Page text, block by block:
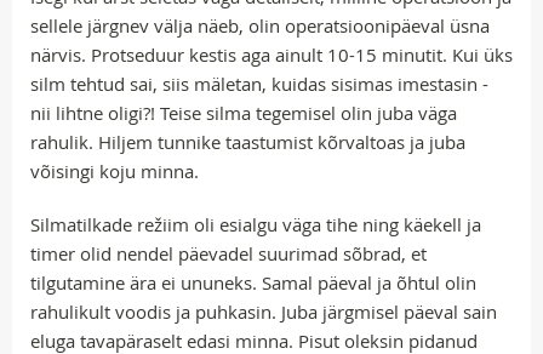
sellele järgnev välja näeb, olin operatsioonipäeval üsna
närvis. Protseduur kestis aga ainult 10-15 minutit. Kui üks
silm tehtud sai, siis mäletan, kuidas sisimas imestasin -
nii lihtne oligi?! Teise silma tegemisel olin juba väga
rahulik. Hiljem tunnike taastumist kõrvaltoas ja juba
võisingi koju minna.
Silmatilkade režiim oli esialgu väga tihe ning käekell ja
timer olid nendel päevadel suurimad sõbrad, et
tilgutamine ära ei ununeks. Samal päeval ja õhtul olin
rahulikult voodis ja puhkasin. Juba järgmisel päeval sain
eluga tavapäraselt edasi minna. Pisut oleksin pidanud